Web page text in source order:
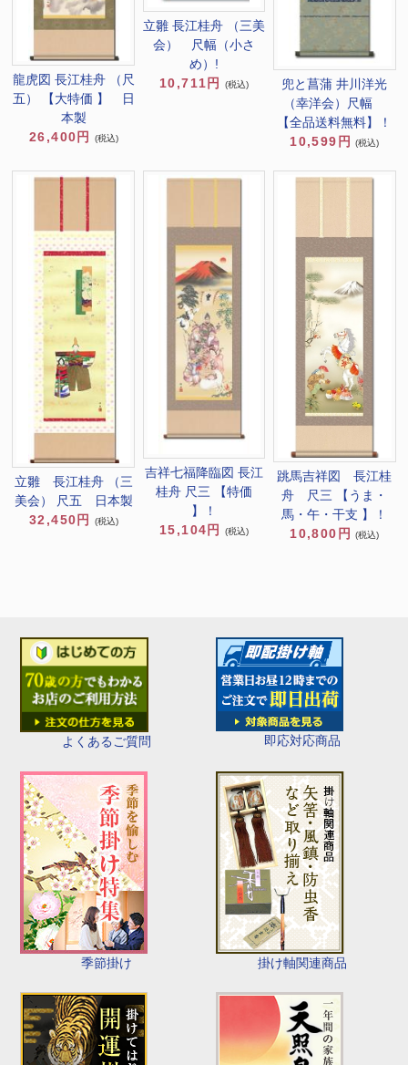
よくあるご質問 即応対応商品
季節掛け 掛け軸関連商品
龍虎図 長江桂舟 （尺
五） 【大特価 】 日
本製
26,400円
(税込)
立雛 長江桂舟 （三美
会） 尺幅（小さ
め）!
10,711円
(税込)
兜と菖蒲 井川洋光
（幸洋会）尺幅
【全品送料無料】！
10,599円
(税込)
立雛 長江桂舟 （三
美会） 尺五 日本製
32,450円
(税込)
吉祥七福降臨図 長江
桂舟 尺三 【特価
】！
15,104円
(税込)
跳馬吉祥図 長江桂
舟 尺三 【うま・
馬・午・干支 】！
10,800円
(税込)